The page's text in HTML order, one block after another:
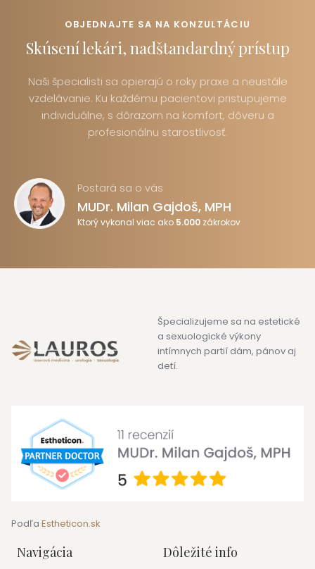
OBJEDNAJTE SA NA KONZULTÁCIU
Skúsení lekári, nadštandardný prístup
Naši špecialisti sa opierajú o roky praxe a neustále
vzdelávanie. Ku každému pacientovi pristupujeme
individuálne, s dôrazom na komfort, dôveru a
profesionálnu starostlivosť.
Postará sa o vás
MUDr. Milan Gajdoš, MPH
Ktorý vykonal viac ako 5.000zákrokov
Špecializujeme sa na estetické
a sexuologické výkony
intímnych partií dám, pánov aj
detí.
Podľa Estheticon.sk
Navigácia Dôležité info